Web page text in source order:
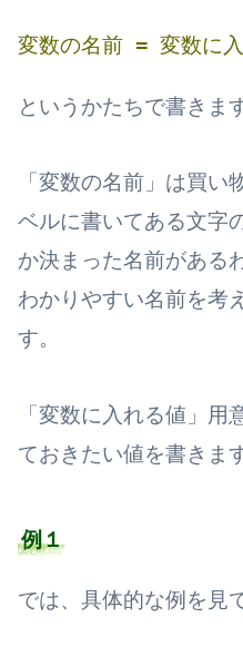
変数の名前 = 変数に
というかたちで書きます
「変数の名前」は買
ベルに書いてある文字
か決まった名前がある
わかりやすい名前を考
す。
「変数に入れる値」
ておきたい値を書きます
例１
では、具体的な例を見